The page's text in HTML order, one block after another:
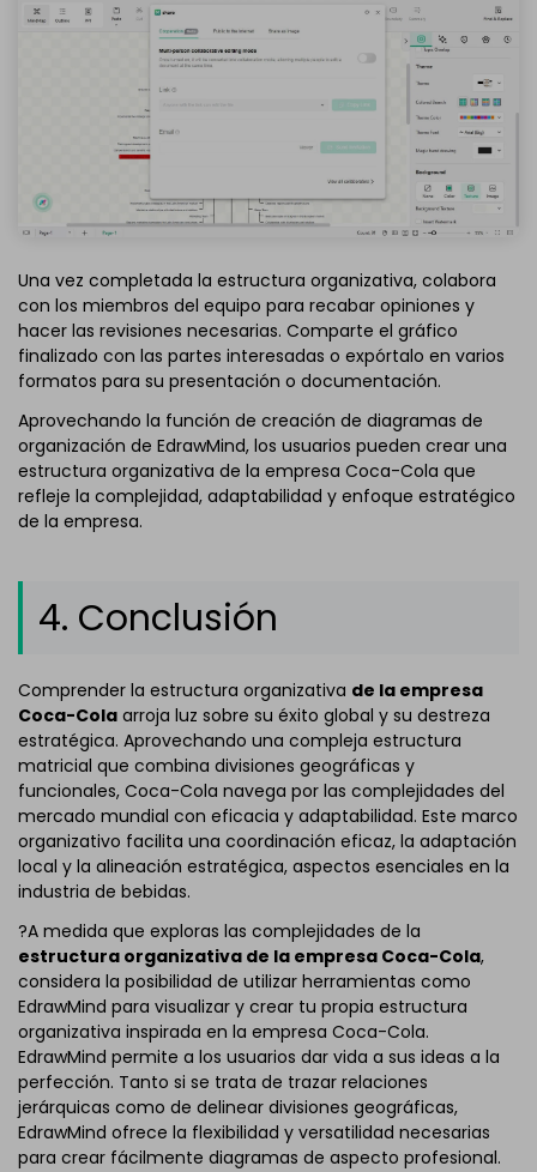
Una vez completada la estructura organizativa, colabora
con los miembros del equipo para recabar opiniones y
hacer las revisiones necesarias. Comparte el gráfico
finalizado con las partes interesadas o expórtalo en varios
formatos para su presentación o documentación.
Aprovechando la función de creación de diagramas de
organización de EdrawMind, los usuarios pueden crear una
estructura organizativa de la empresa Coca-Cola que
refleje la complejidad, adaptabilidad y enfoque estratégico
de la empresa.
4. Conclusión
Comprender la estructura organizativa de la empresa
Coca-Cola arroja luz sobre su éxito global y su destreza
estratégica. Aprovechando una compleja estructura
matricial que combina divisiones geográficas y
funcionales, Coca-Cola navega por las complejidades del
mercado mundial con eficacia y adaptabilidad. Este marco
organizativo facilita una coordinación eficaz, la adaptación
local y la alineación estratégica, aspectos esenciales en la
industria de bebidas.
?A medida que exploras las complejidades de la
estructura organizativa de la empresa Coca-Cola,
considera la posibilidad de utilizar herramientas como
EdrawMind para visualizar y crear tu propia estructura
organizativa inspirada en la empresa Coca-Cola.
EdrawMind permite a los usuarios dar vida a sus ideas a la
perfección. Tanto si se trata de trazar relaciones
jerárquicas como de delinear divisiones geográficas,
EdrawMind ofrece la flexibilidad y versatilidad necesarias
para crear fácilmente diagramas de aspecto profesional.